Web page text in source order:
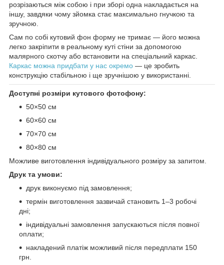
розрізаються між собою і при зборі одна накладається на
іншу, завдяки чому зйомка стає максимально гнучкою та
зручною.
Сам по собі кутовий фон форму не тримає — його можна
легко закріпити в реальному куті стіни за допомогою
малярного скотчу або встановити на спеціальний каркас.
Каркас можна придбати у нас окремо — це зробить
конструкцію стабільною і ще зручнішою у використанні.
Доступні розміри кутового фотофону:
50×50 см
60×60 см
70×70 см
80×80 см
Можливе виготовлення індивідуального розміру за запитом.
Друк та умови:
друк виконуємо під замовлення;
термін виготовлення зазвичай становить 1–3 робочі
дні;
індивідуальні замовлення запускаються після повної
оплати;
накладений платіж можливий після передплати 150
грн.